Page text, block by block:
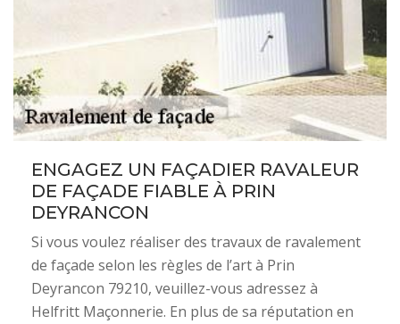
ENGAGEZ UN FAÇADIER RAVALEUR
DE FAÇADE FIABLE À PRIN
DEYRANCON
Si vous voulez réaliser des travaux de ravalement
de façade selon les règles de l’art à Prin
Deyrancon 79210, veuillez-vous adressez à
Helfritt Maçonnerie. En plus de sa réputation en